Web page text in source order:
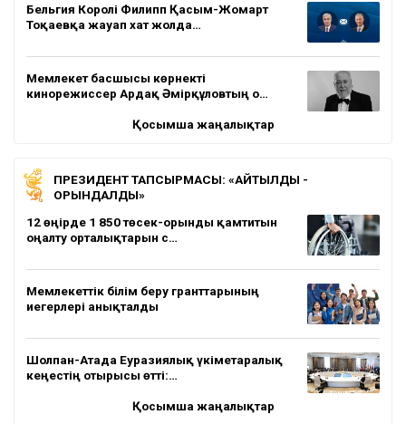
Бельгия Королі Филипп Қасым-Жомарт
Тоқаевқа жауап хат жолда…
Мемлекет басшысы көрнекті
кинорежиссер Ардақ Әмірқұловтың о…
Қосымша жаңалықтар
ПРЕЗИДЕНТ ТАПСЫРМАСЫ: «АЙТЫЛДЫ -
ОРЫНДАЛДЫ»
12 өңірде 1 850 төсек-орынды қамтитын
оңалту орталықтарын с…
Мемлекеттік білім беру гранттарының
иегерлері анықталды
Шолпан-Атада Еуразиялық үкіметаралық
кеңестің отырысы өтті:…
Қосымша жаңалықтар